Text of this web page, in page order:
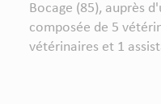
Bocage (85), auprès
composée de 5
vétérinaires et 1